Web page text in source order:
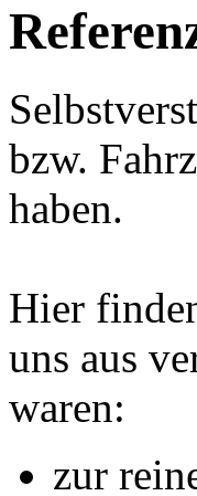
bzw.
haben.
Hier
uns aus
waren:
zur